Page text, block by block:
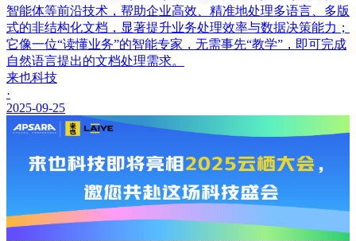
智能体等前沿技术，帮助企业高效、精准地处理多语言、多版
式的非结构化文档，显著提升业务处理效率与数据决策能力；
它像一位“读懂业务”的智能专家，无需事先“教学”，即可完成
自然语言提出的文档处理需求。
来也科技
·
2025-09-25